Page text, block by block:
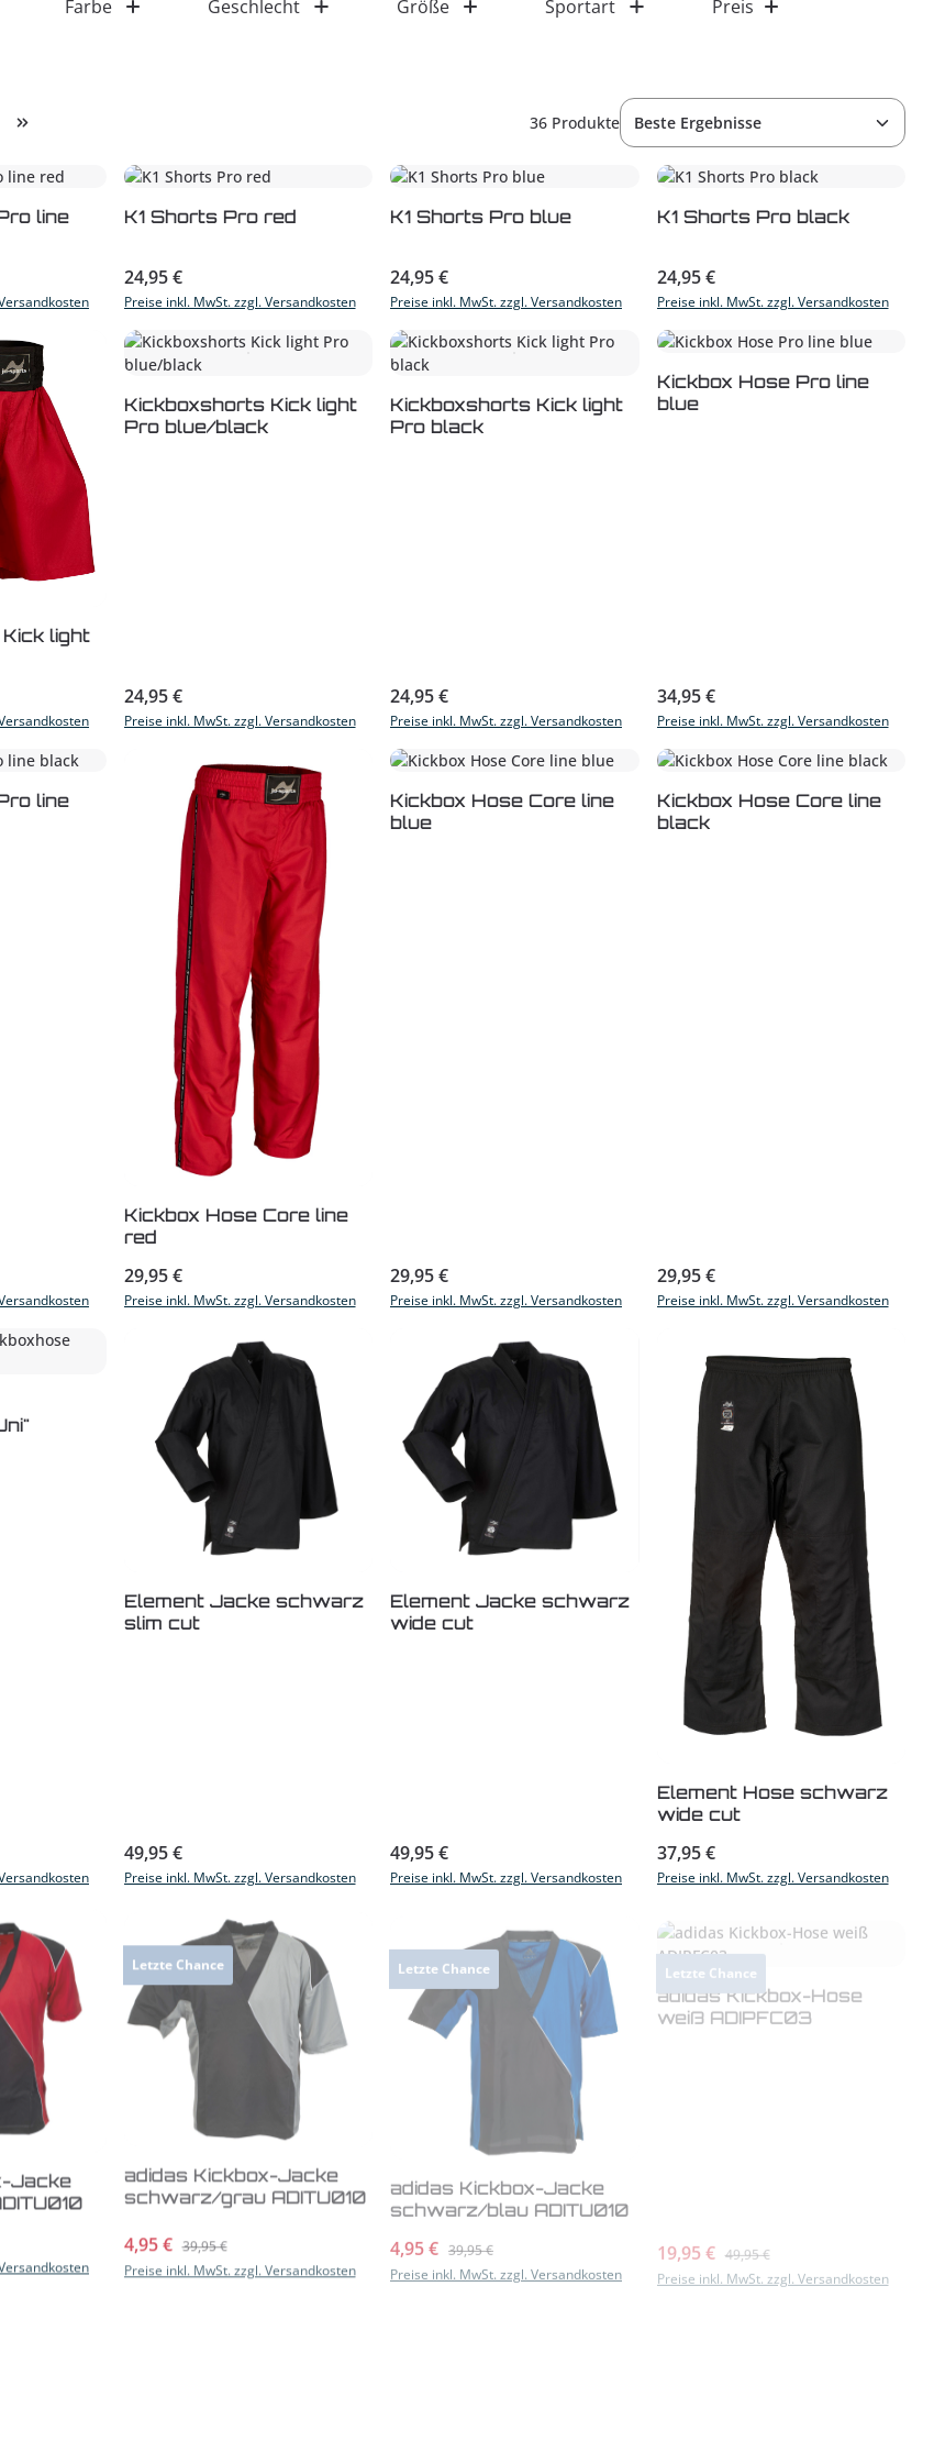
Farbe Geschlecht Größe Sportart Preis
36 Produkte
line
K1 Shorts Pro red
Regulärer Preis:
24,95 €
Preise inkl. MwSt. zzgl. Versandkosten
K1 Shorts Pro blue
Regulärer Preis:
24,95 €
Preise inkl. MwSt. zzgl. Versandkosten
K1 Shorts Pro black
Regulärer Preis:
24,95 €
Preise inkl. MwSt. zzgl. Versandkosten
light
Kickboxshorts Kick light
Pro blue/black
Regulärer Preis:
24,95 €
Preise inkl. MwSt. zzgl. Versandkosten
Kickboxshorts Kick light
Pro black
Regulärer Preis:
24,95 €
Preise inkl. MwSt. zzgl. Versandkosten
Kickbox Hose Pro line
blue
Regulärer Preis:
34,95 €
Preise inkl. MwSt. zzgl. Versandkosten
line
Kickbox Hose Core line
red
Regulärer Preis:
29,95 €
Preise inkl. MwSt. zzgl. Versandkosten
Kickbox Hose Core line
blue
Regulärer Preis:
29,95 €
Preise inkl. MwSt. zzgl. Versandkosten
Kickbox Hose Core line
black
Regulärer Preis:
29,95 €
Preise inkl. MwSt. zzgl. Versandkosten
Element Jacke schwarz
slim cut
Regulärer Preis:
49,95 €
Preise inkl. MwSt. zzgl. Versandkosten
Element Jacke schwarz
wide cut
Regulärer Preis:
49,95 €
Preise inkl. MwSt. zzgl. Versandkosten
Element Hose schwarz
wide cut
Regulärer Preis:
37,95 €
Preise inkl. MwSt. zzgl. Versandkosten
Jacke
Letzte Chance
adidas Kickbox-Jacke
schwarz/grau ADITU010
Verkaufspreis:
4,95 € Regulärer Preis:
39,95 €
Preise inkl. MwSt. zzgl. Versandkosten
adidas Kickbox-Jacke
schwarz/blau ADITU010
4,95 €
Preise inkl. MwSt. zzgl. Versandkosten
Letzte Chance
Produkt Anzahl: Gib
adidas Kickbox-Hose
weiß ADIPFC03
Preise inkl. MwSt. zzgl. Versandkosten